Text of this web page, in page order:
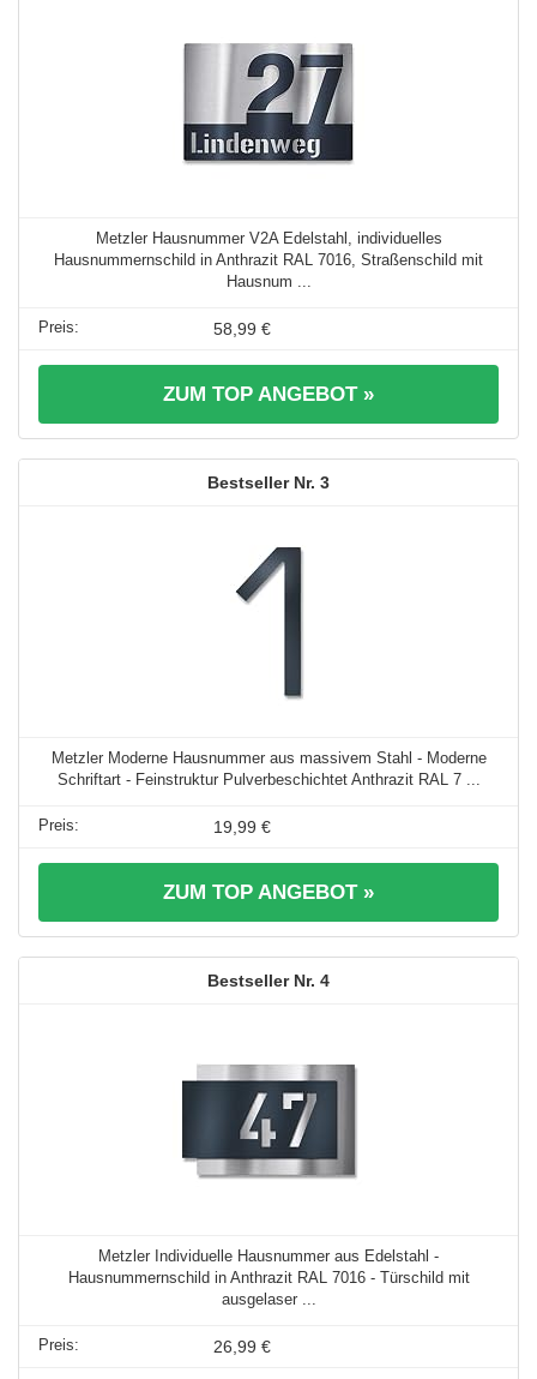
Metzler Hausnummer V2A Edelstahl, individuelles
Hausnummernschild in Anthrazit RAL 7016, Straßenschild mit
Hausnum ...
58,99 €
ZUM TOP ANGEBOT »
3
Metzler Moderne Hausnummer aus massivem Stahl - Moderne
Schriftart - Feinstruktur Pulverbeschichtet Anthrazit RAL 7 ...
19,99 €
ZUM TOP ANGEBOT »
4
Metzler Individuelle Hausnummer aus Edelstahl -
Hausnummernschild in Anthrazit RAL 7016 - Türschild mit
ausgelaser ...
26,99 €